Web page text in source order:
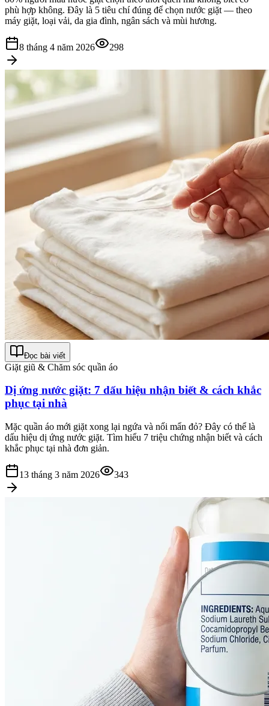
phù hợp không. Đây là 5 tiêu chí đúng để chọn nước giặt — theo
máy giặt, loại vải, da gia đình, ngân sách và mùi hương.
8 tháng 4 năm 2026 298
Đọc bài viết
Giặt giũ & Chăm sóc quần áo
Dị ứng nước giặt: 7 dấu hiệu nhận biết & cách khắc
phục tại nhà
Mặc quần áo mới giặt xong lại ngứa và nổi mẩn đỏ? Đây có thể là
dấu hiệu dị ứng nước giặt. Tìm hiểu 7 triệu chứng nhận biết và cách
khắc phục tại nhà đơn giản.
13 tháng 3 năm 2026 343